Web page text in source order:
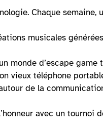
Chaque
musicales
monde d’escape
vieux téléphone
de la
avec un tournoi